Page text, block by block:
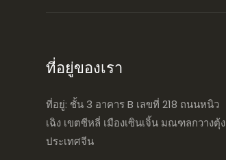
ที่อยู่ของเรา
ที่อยู่: ชั้น 3 อาคาร B เลขที่ 218 ถนนหนิว
เฉิง เขตซีหลี่ เมืองเซินเจิ้น มณฑลกวางตุ้ง
ประเทศจีน